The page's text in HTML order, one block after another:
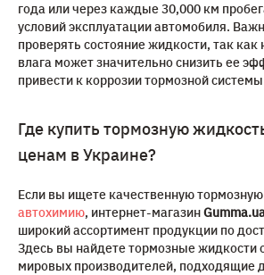
года или через каждые 30,000 км
условий эксплуатации автомобиля.
проверять состояние жидкости, так
влага может значительно снизить ее
привести к коррозии тормозной
Где купить тормозную
ценам в Украине?
Если вы ищете качественную
автохимию, интернет-магазин
широкий ассортимент продукции по
Здесь вы найдете тормозные жидкости
мировых производителей, подходящие